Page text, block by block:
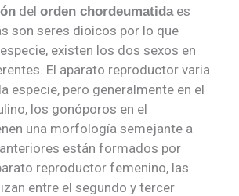
del orden chordeumatidaes
son seres dioicos por lo que
existen los dos sexos en
El aparato reproductor varia
especie, pero generalmente en el
los gonóporos en el
una morfología semejante a
están formados por
reproductor femenino, las
entre el segundo y tercer